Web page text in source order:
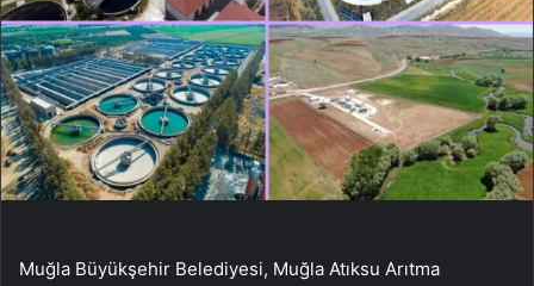
Muğla Büyükşehir Belediyesi, Muğla Atıksu Arıtma